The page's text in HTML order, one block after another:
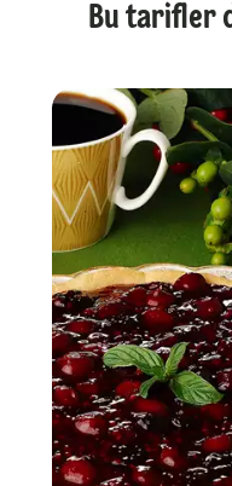
Bu tarifler